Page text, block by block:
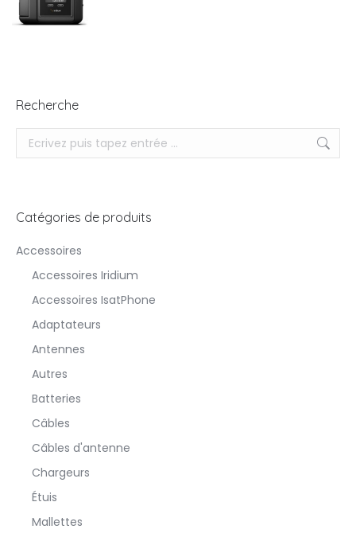
Recherche
Recherche
Catégories de produits
Accessoires
Accessoires Iridium
Accessoires IsatPhone
Adaptateurs
Antennes
Autres
Batteries
Câbles
Câbles d'antenne
Chargeurs
Étuis
Mallettes